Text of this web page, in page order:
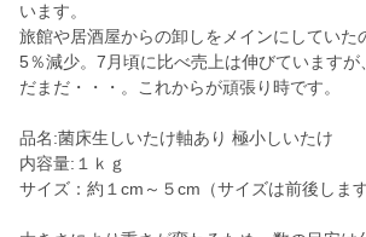
います。
旅館や居酒屋からの卸しをメインにしていた
5％減少。7月頃に比べ売上は伸びていますが
だまだ・・・。これからが頑張り時です。
品名:菌床生しいたけ軸あり 極小しいたけ
内容量:１ｋｇ
サイズ：約１cm～５cm（サイズは前後します